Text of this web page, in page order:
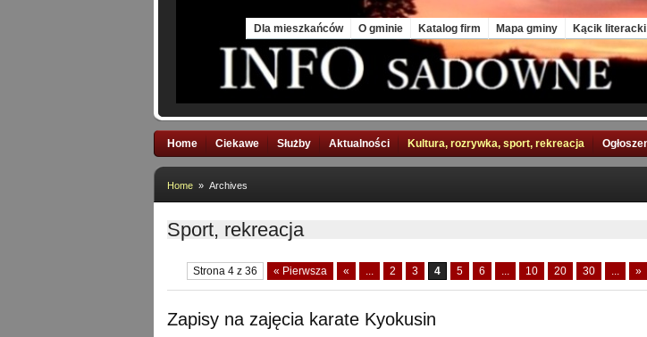
Dla mieszkańców O gminie Katalog firm Mapa gminy Kącik literacki
Home Ciekawe Służby Aktualności Kultura, rozrywka, sport, rekreacja
Home » Archives
Sport, rekreacja
Strona 4 z 36 « Pierwsza « ... 2 3 4 5 6 ... 10 20 30 ... »
Zapisy na zajęcia karate Kyokusin